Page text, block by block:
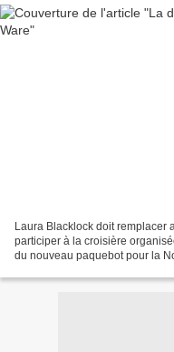
Laura Blacklock doit remplacer
participer à la croisière
du nouveau paquebot pour la